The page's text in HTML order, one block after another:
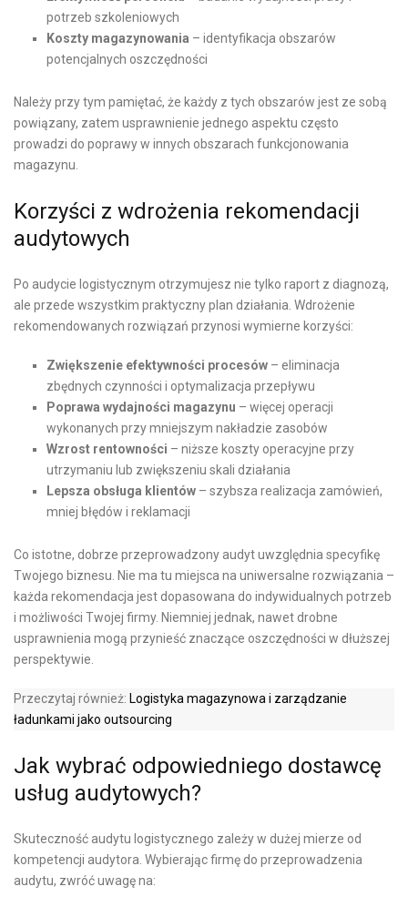
potrzeb szkoleniowych
Koszty magazynowania – identyfikacja obszarów
potencjalnych oszczędności
Należy przy tym pamiętać, że każdy z tych obszarów jest ze sobą
powiązany, zatem usprawnienie jednego aspektu często
prowadzi do poprawy w innych obszarach funkcjonowania
magazynu.
Korzyści z wdrożenia rekomendacji
audytowych
Po audycie logistycznym otrzymujesz nie tylko raport z diagnozą,
ale przede wszystkim praktyczny plan działania. Wdrożenie
rekomendowanych rozwiązań przynosi wymierne korzyści:
Zwiększenie efektywności procesów – eliminacja
zbędnych czynności i optymalizacja przepływu
Poprawa wydajności magazynu – więcej operacji
wykonanych przy mniejszym nakładzie zasobów
Wzrost rentowności – niższe koszty operacyjne przy
utrzymaniu lub zwiększeniu skali działania
Lepsza obsługa klientów – szybsza realizacja zamówień,
mniej błędów i reklamacji
Co istotne, dobrze przeprowadzony audyt uwzględnia specyfikę
Twojego biznesu. Nie ma tu miejsca na uniwersalne rozwiązania –
każda rekomendacja jest dopasowana do indywidualnych potrzeb
i możliwości Twojej firmy. Niemniej jednak, nawet drobne
usprawnienia mogą przynieść znaczące oszczędności w dłuższej
perspektywie.
Przeczytaj również: Logistyka magazynowa i zarządzanie
ładunkami jako outsourcing
Jak wybrać odpowiedniego dostawcę
usług audytowych?
Skuteczność audytu logistycznego zależy w dużej mierze od
kompetencji audytora. Wybierając firmę do przeprowadzenia
audytu, zwróć uwagę na: